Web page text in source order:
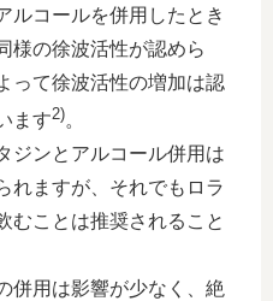
ルコールを併用したとき
様の徐波活性が認めら
って徐波活性の増加は認
ます2)。
ジンとアルコール併用は
れますが、それでもロラ
むことは推奨されること
併用は影響が少なく、絶